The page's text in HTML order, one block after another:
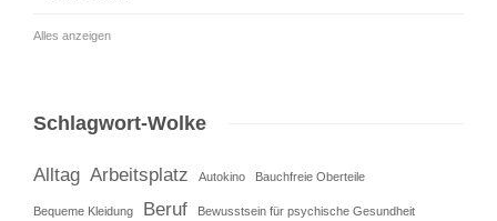
Alles anzeigen
Schlagwort-Wolke
Alltag Arbeitsplatz Autokino Bauchfreie Oberteile
Bequeme Kleidung Beruf Bewusstsein für psychische Gesundheit